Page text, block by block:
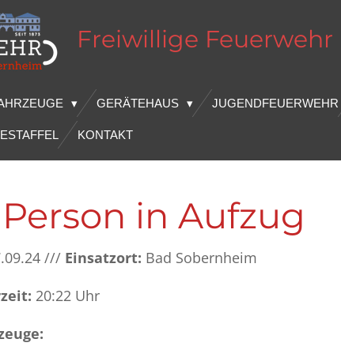
Freiwillige Feuerwehr
GERÄTEHAUS JUGENDFEUERWEHR
KONTAKT
in Aufzug
/// Einsatzort: Bad Sobernheim
20:22 Uhr